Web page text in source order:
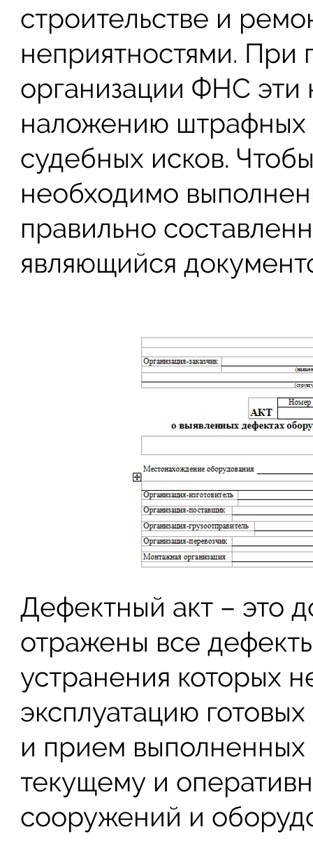
строительстве и
неприятностями. При
организации ФНС эти
наложению штрафных
судебных исков.
необходимо
правильно
являющийся
Дефектный акт – это
отражены все
устранения которых
эксплуатацию
и прием выполненных
текущему и
сооружений и